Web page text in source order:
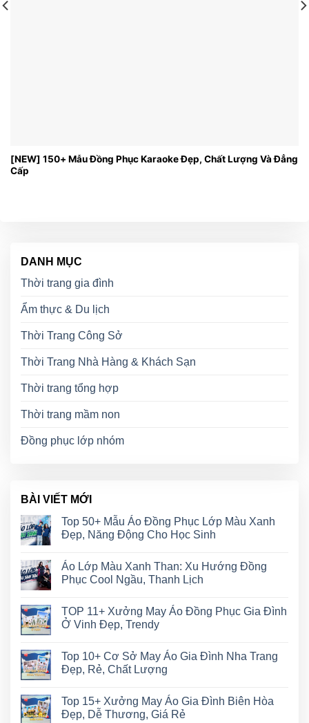
[NEW] 150+ Mẫu Đồng Phục Karaoke Đẹp, Chất Lượng Và Đẳng
Cấp
DANH MỤC
Thời trang gia đình
Ẩm thực & Du lịch
Thời Trang Công Sở
Thời Trang Nhà Hàng & Khách Sạn
Thời trang tổng hợp
Thời trang mầm non
Đồng phục lớp nhóm
BÀI VIẾT MỚI
Top 50+ Mẫu Áo Đồng Phục Lớp Màu Xanh
Đẹp, Năng Động Cho Học Sinh
Áo Lớp Màu Xanh Than: Xu Hướng Đồng
Phục Cool Ngầu, Thanh Lịch
TOP 11+ Xưởng May Áo Đồng Phục Gia Đình
Ở Vinh Đẹp, Trendy
Top 10+ Cơ Sở May Áo Gia Đình Nha Trang
Đẹp, Rẻ, Chất Lượng
Top 15+ Xưởng May Áo Gia Đình Biên Hòa
Đẹp, Dễ Thương, Giá Rẻ